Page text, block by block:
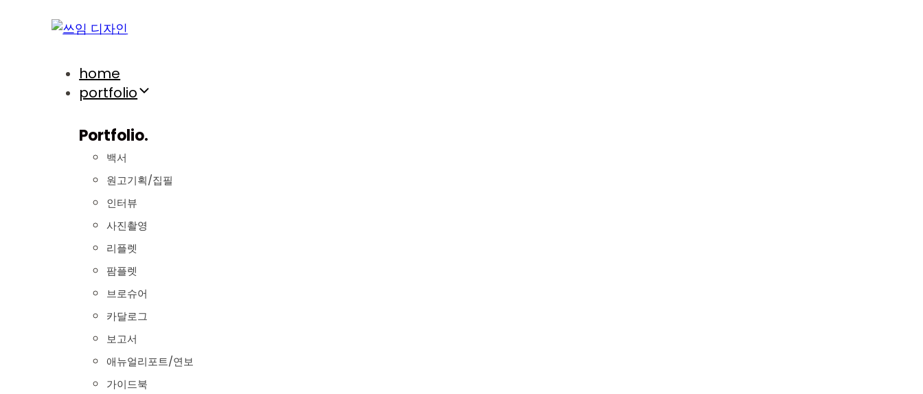
navigation home
portfolio
Portfolio.
백서
원고기획/집필
인터뷰
사진촬영
리플렛
팜플렛
브로슈어
카달로그
보고서
애뉴얼리포트/연보
가이드북